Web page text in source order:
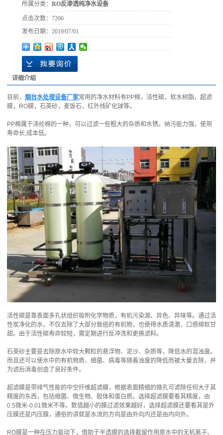
所属分类： RO反渗透纯净水设备
点击次数： 7206
发布日期： 2019/07/01
详细介绍
目前， 烟台水处理设备厂家常用的净水材料有PP棉，活性碳，软水树脂，超滤
膜，RO膜，石英砂，麦饭石，红外线矿化球等。
PP棉属于涤纶棉的一种，可以过滤一些粗大的杂质和水锈。纳污能力强，使用
寿命长,成本低。
活性碳是靠表面多孔状组织吸附化学物质，有机污染源、异色、异味等。通过活
性炭净化的水，不仅去除了大部分致癌的有机物，也使得水质清澈、口感绵软甘
甜。由于活性碳寿命较短，需定期进行反冲洗和更换滤料。
石英砂主要是去除原水中较大颗粒的悬浮物、泥沙、杂质等，降低水的混浊度。
而且还可以使水中的有机物质、细菌、病毒等随着浊度的降低而被大量去除，并
为滤后消毒创造了良好条件。
超滤膜是带排气性能的中空纤维超滤膜，根据表面精细的微孔可滤除任何大于其
精度的东西，包括细菌、微生物、胶体和蛋白质。选择超滤膜要看其精度，由
0.5微米-0.01微米不等。数值越小的膜过滤效果越好，选择超滤膜还要看其是外
压膜还是内压膜，通俗的讲就是水流的方向是由外向内还是由内向外。
RO膜是一种在压力驱动下，借助于半透膜的选择截留作用原水中的无机离子、